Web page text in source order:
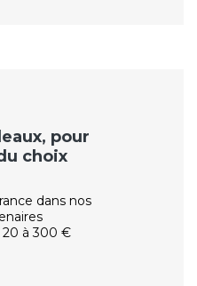
pour
choix
dans nos
20 à 300 €